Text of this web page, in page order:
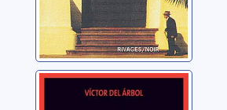
La veille de